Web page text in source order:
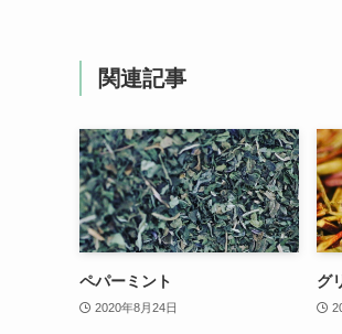
関連記事
ペパーミント
2020年8月24日
グ